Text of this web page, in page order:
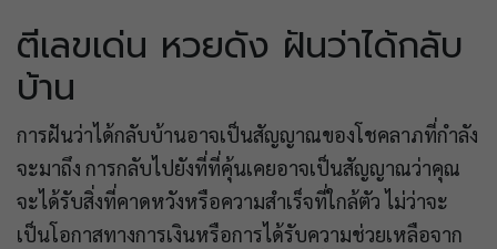
ตีเลขเด่น หวยดัง ฝันว่าได้กลับ
บ้าน
การฝันว่าได้กลับบ้านอาจเป็นสัญญาณของโชคลาภที่กำลัง
จะมาถึง การกลับไปยังที่ที่คุ้นเคยอาจเป็นสัญญาณว่าคุณ
จะได้รับสิ่งที่คาดหวังหรือความสำเร็จที่ใกล้ตัว ไม่ว่าจะ
เป็นโอกาสทางการเงินหรือการได้รับความช่วยเหลือจาก